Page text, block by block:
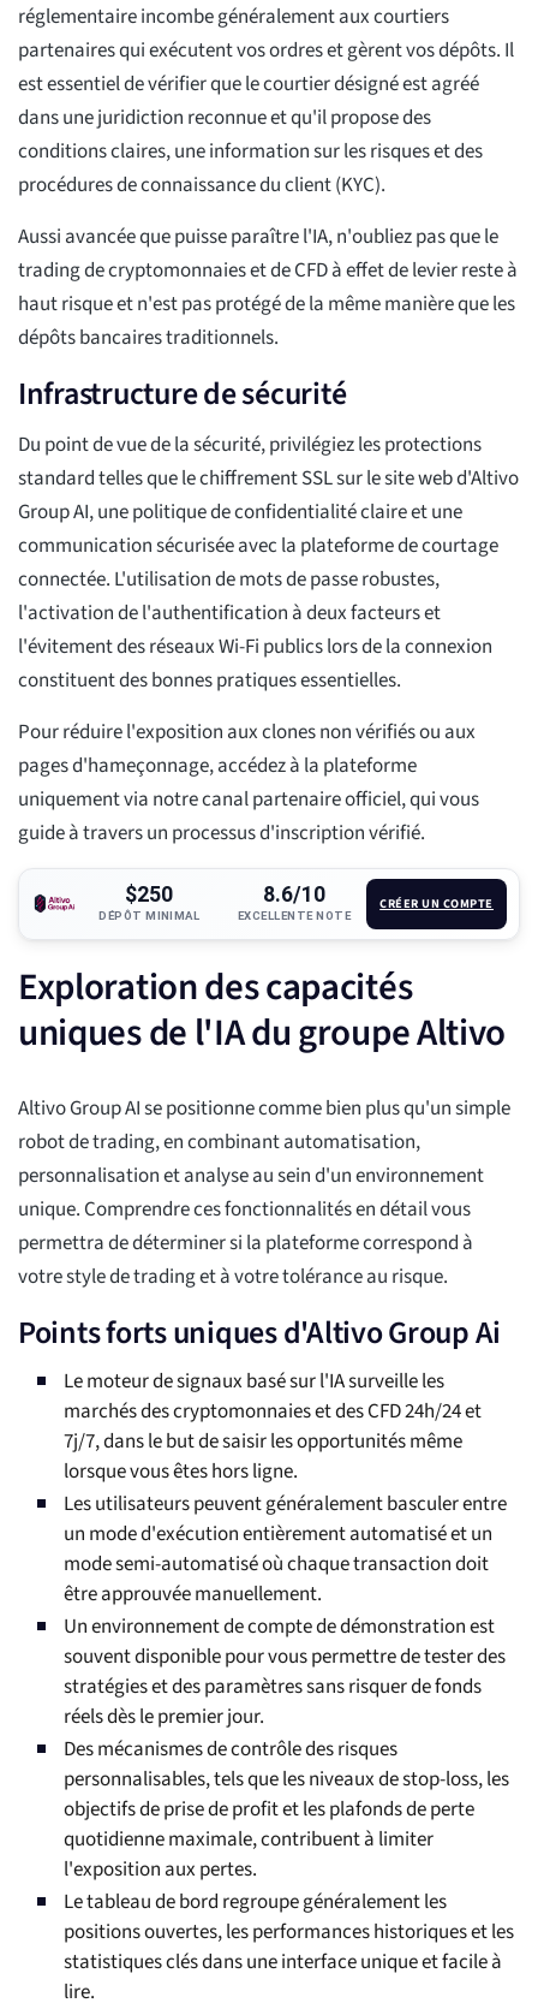
réglementaire incombe généralement aux courtiers
partenaires qui exécutent vos ordres et gèrent vos dépôts. Il
est essentiel de vérifier que le courtier désigné est agréé
dans une juridiction reconnue et qu'il propose des
conditions claires, une information sur les risques et des
procédures de connaissance du client (KYC).
Aussi avancée que puisse paraître l'IA, n'oubliez pas que le
trading de cryptomonnaies et de CFD à effet de levier reste à
haut risque et n'est pas protégé de la même manière que les
dépôts bancaires traditionnels.
Infrastructure de sécurité
Du point de vue de la sécurité, privilégiez les protections
standard telles que le chiffrement SSL sur le site web d'Altivo
Group AI, une politique de confidentialité claire et une
communication sécurisée avec la plateforme de courtage
connectée. L'utilisation de mots de passe robustes,
l'activation de l'authentification à deux facteurs et
l'évitement des réseaux Wi-Fi publics lors de la connexion
constituent des bonnes pratiques essentielles.
Pour réduire l'exposition aux clones non vérifiés ou aux
pages d'hameçonnage, accédez à la plateforme
uniquement via notre canal partenaire officiel, qui vous
guide à travers un processus d'inscription vérifié.
$250
DÉPÔT MINIMAL
8.6/10
EXCELLENTE NOTE
CRÉER UN COMPTE
Exploration des capacités
uniques de l'IA du groupe Altivo
Altivo Group AI se positionne comme bien plus qu'un simple
robot de trading, en combinant automatisation,
personnalisation et analyse au sein d'un environnement
unique. Comprendre ces fonctionnalités en détail vous
permettra de déterminer si la plateforme correspond à
votre style de trading et à votre tolérance au risque.
Points forts uniques d'Altivo Group Ai
Le moteur de signaux basé sur l'IA surveille les
marchés des cryptomonnaies et des CFD 24h/24 et
7j/7, dans le but de saisir les opportunités même
lorsque vous êtes hors ligne.
Les utilisateurs peuvent généralement basculer entre
un mode d'exécution entièrement automatisé et un
mode semi-automatisé où chaque transaction doit
être approuvée manuellement.
Un environnement de compte de démonstration est
souvent disponible pour vous permettre de tester des
stratégies et des paramètres sans risquer de fonds
réels dès le premier jour.
Des mécanismes de contrôle des risques
personnalisables, tels que les niveaux de stop-loss, les
objectifs de prise de profit et les plafonds de perte
quotidienne maximale, contribuent à limiter
l'exposition aux pertes.
Le tableau de bord regroupe généralement les
positions ouvertes, les performances historiques et les
statistiques clés dans une interface unique et facile à
lire.